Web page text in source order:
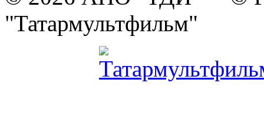
"Татармультфильм"